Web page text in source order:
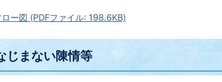
ー図 (PDFファイル: 198.6KB)
じまない陳情等